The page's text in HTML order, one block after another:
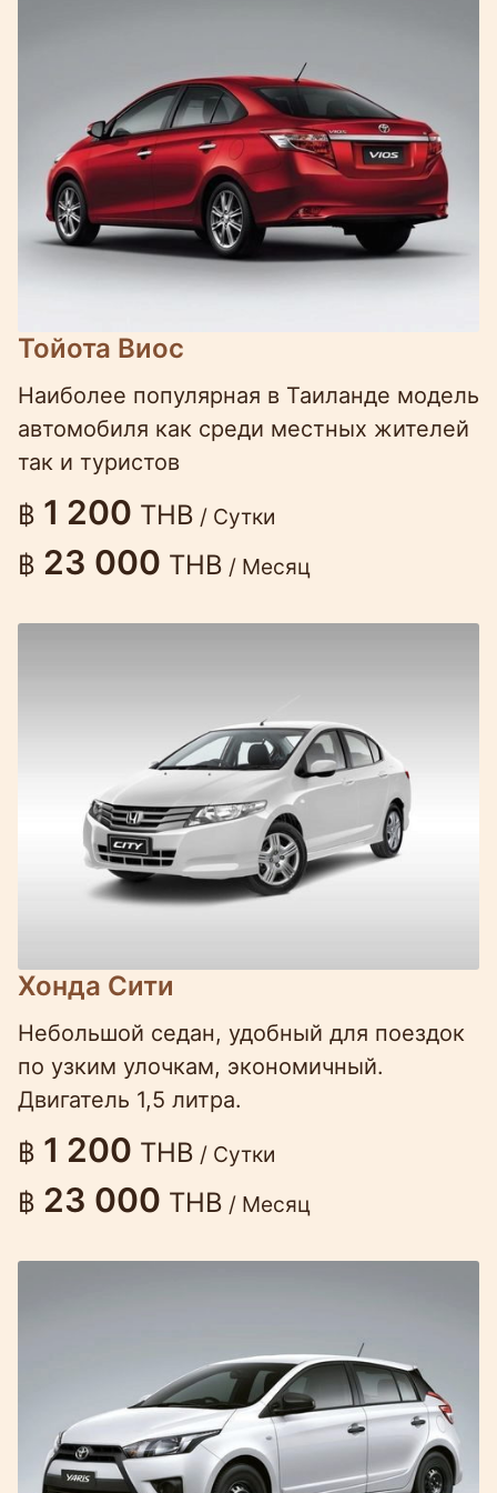
Тойота Виос
Наиболее популярная в Таиланде модель
автомобиля как среди местных жителей
так и туристов
฿ 1 200 THB / Сутки
฿ 23 000 THB / Месяц
Хонда Сити
Небольшой седан, удобный для поездок
по узким улочкам, экономичный.
Двигатель 1,5 литра.
฿ 1 200 THB / Сутки
฿ 23 000 THB / Месяц